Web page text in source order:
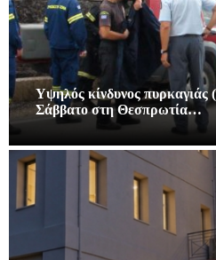
Υψηλός κίνδυνος πυρκαγιάς
Σάββατο στη Θεσπρωτία…